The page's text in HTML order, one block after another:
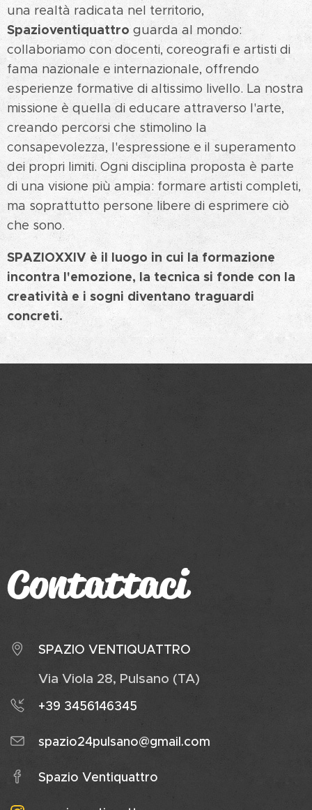
una realtà radicata nel territorio,
Spazioventiquattro guarda al mondo:
collaboriamo con docenti, coreografi e artisti di
fama nazionale e internazionale, offrendo
esperienze formative di altissimo livello. La nostra
missione è quella di educare attraverso l'arte,
creando percorsi che stimolino la
consapevolezza, l'espressione e il superamento
dei propri limiti. Ogni disciplina proposta è parte
di una visione più ampia: formare artisti completi,
ma soprattutto persone libere di esprimere ciò
che sono.
SPAZIOXXIV è il luogo in cui la formazione
incontra l'emozione, la tecnica si fonde con la
creatività e i sogni diventano traguardi
concreti.
Contattaci
SPAZIO VENTIQUATTRO
Via Viola 28, Pulsano (TA)
+39 3456146345
spazio24pulsano@gmail.com
Spazio Ventiquattro